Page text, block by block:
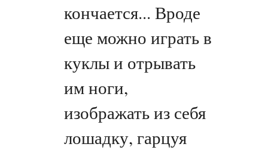
кончается... Вроде
еще можно играть в
куклы и отрывать
им ноги,
изображать из себя
лошадку, гарцуя